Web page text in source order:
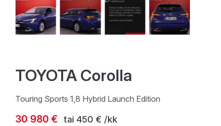
TOYOTA Corolla
Touring Sports 1,8 Hybrid Launch Edition
30 980 € tai 450 € /kk